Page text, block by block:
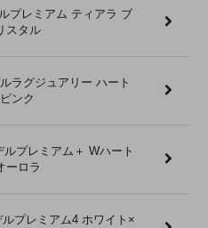
プレミアム ティアラ ブ
スタル
ラグジュアリー ハート
ンク
プレミアム＋ Wハート
ーロラ
プレミアム4 ホワイト×